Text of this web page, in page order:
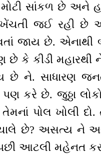
સાંકળ છે અને
ખેંચતી જઈ રહી છે
જાય છે. એનાથી
કે કીડી મહારથી
છે ને. સાધારણ
કરે છે. જુઠ્ઠા
પોલ ખોલી
ચાલે છે? અસત્ય ને
આટલી મહેનત